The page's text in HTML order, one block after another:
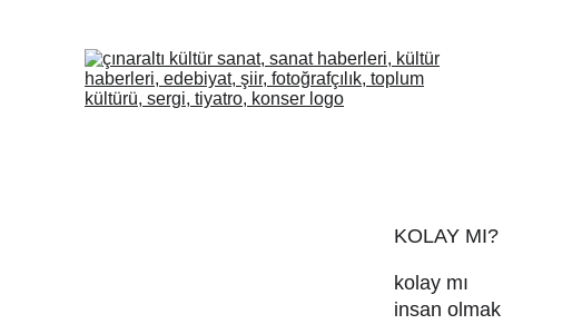
KOLAY MI?
kolay mı
insan olmak